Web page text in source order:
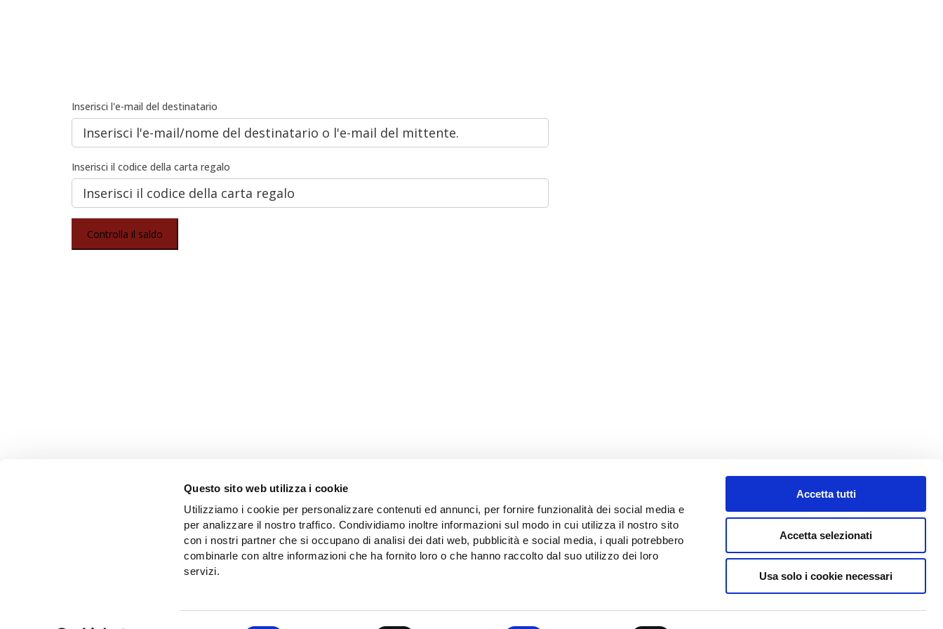
Questo sito web utilizza i cookie
Utilizziamo i cookie per personalizzare contenuti ed annunci, per fornire funzionalità dei social media e
per analizzare il nostro traffico. Condividiamo inoltre informazioni sul modo in cui utilizza il nostro sito
con i nostri partner che si occupano di analisi dei dati web, pubblicità e social media, i quali potrebbero
combinarle con altre informazioni che ha fornito loro o che hanno raccolto dal suo utilizzo dei loro
servizi.
Accetta tutti
Accetta selezionati
Usa solo i cookie necessari
Inserisci l'e-mail del destinatario
Inserisci il codice della carta regalo